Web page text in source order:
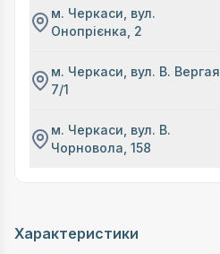
м. Черкаси, вул.
Онопрієнка, 2
м. Черкаси, вул. В. Вергая
7/1
м. Черкаси, вул. В.
Чорновола, 158
Характеристики